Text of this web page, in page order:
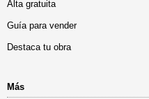
Alta gratuita
Guía para vender
Destaca tu obra
Más